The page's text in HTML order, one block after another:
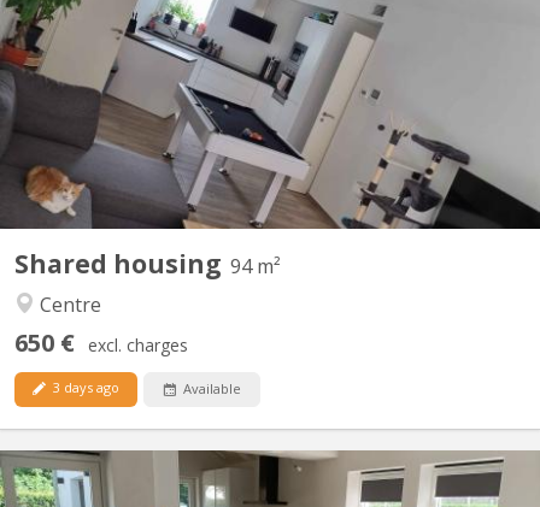
Shared housing 94 m²
Centre
650 € excl. charges
3 days ago Available
Bonjour, La seconde chambre se libère dans un appart 2
chambres. idéale pour un premier emménagement, tout est
meublé sauf la chambre. Disponible a partir du 15 septembre
2026, négociable plus tôt (début aout). La chambre fait 9M² dans
un appartement au centre de Courbevoie derrière l'esplanade à...
KV 1427